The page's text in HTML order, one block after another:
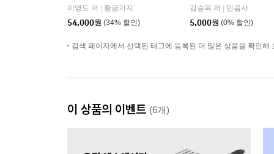
이영도 저
황금가지
54,000원 (34% 할인)
김승옥 저
민음사
5,000원 (0% 할인)
검색 페이지에서 선택된 태그에 등록된 더 많은 상품을 확인해
이 상품의 이벤트 (6개)